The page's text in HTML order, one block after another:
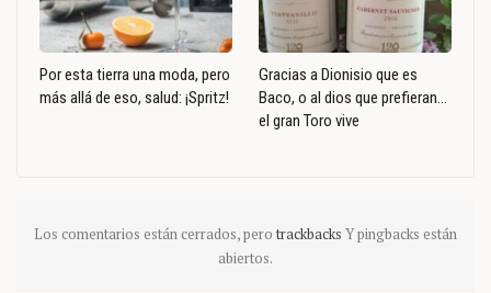
Por esta tierra una moda, pero
más allá de eso, salud: ¡Spritz!
Gracias a Dionisio que es
Baco, o al dios que prefieran…
el gran Toro vive
Los comentarios están cerrados, pero trackbacks Y pingbacks están
abiertos.